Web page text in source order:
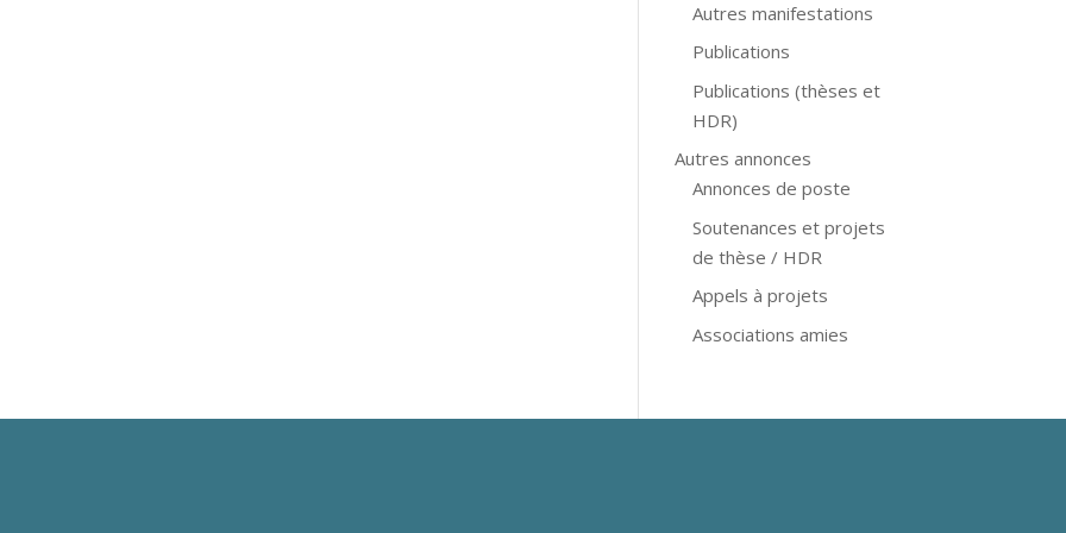
Autres manifestations
Publications
Publications (thèses et
HDR)
Autres annonces
Annonces de poste
Soutenances et projets
de thèse / HDR
Appels à projets
Associations amies